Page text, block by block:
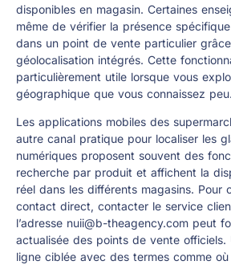
disponibles en magasin. Certaines
même de vérifier la présence
dans un point de vente particulier
géolocalisation intégrés. Cette
particulièrement utile lorsque vous
géographique que vous connaissez peu.
Les applications mobiles des
autre canal pratique pour localiser les
numériques proposent souvent des
recherche par produit et affichent la
réel dans les différents magasins. Pour
contact direct, contacter le service
l’adresse nuii@b-theagency.com peut
actualisée des points de vente officiels.
ligne ciblée avec des termes comme